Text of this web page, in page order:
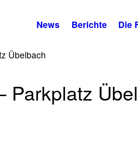
News Berichte Die
Übelbach
Parkplatz